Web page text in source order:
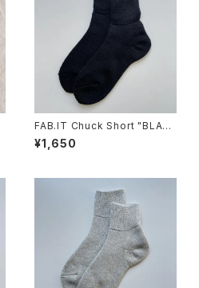
FAB.IT Chuck Short "BLAC
K"
¥1,650